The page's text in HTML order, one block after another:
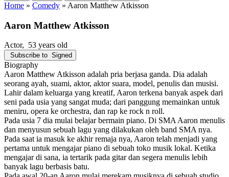
Home » Comedy » Aaron Matthew Atkisson
Aaron Matthew Atkisson
Actor, 53 years old
Subscribe to Signed
Biography
Aaron Matthew Atkisson adalah pria berjasa ganda. Dia adalah
seorang ayah, suami, aktor, aktor suara, model, penulis dan musisi.
Lahir dalam keluarga yang kreatif, Aaron terkena banyak aspek dari
seni pada usia yang sangat muda; dari panggung memainkan untuk
meniru, opera ke orchestra, dan rap ke rock n roll.
Pada usia 7 dia mulai belajar bermain piano. Di SMA Aaron menulis
dan menyusun sebuah lagu yang dilakukan oleh band SMA nya.
Pada saat ia masuk ke akhir remaja nya, Aaron telah menjadi yang
pertama untuk mengajar piano di sebuah toko musik lokal. Ketika
mengajar di sana, ia tertarik pada gitar dan segera menulis lebih
banyak lagu berbasis batu.